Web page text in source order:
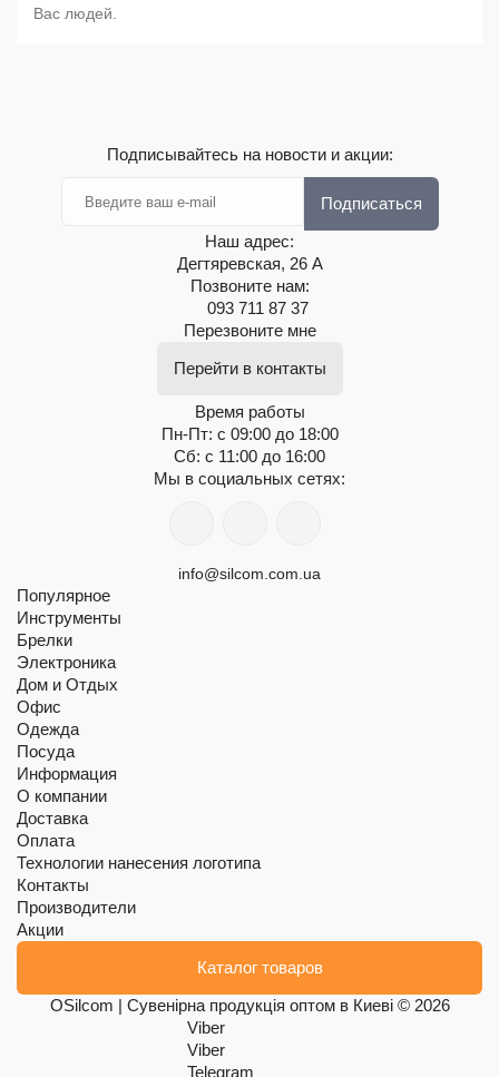
Вас людей.
Подписывайтесь на новости и акции:
Подписаться
Наш адрес:
Дегтяревская, 26 А
Позвоните нам:
093 711 87 37
Перезвоните мне
Перейти в контакты
Время работы
Пн-Пт: с 09:00 до 18:00
Сб: с 11:00 до 16:00
Мы в социальных сетях:
info@silcom.com.ua
Популярное
Инструменты
Брелки
Электроника
Дом и Отдых
Офис
Одежда
Посуда
Информация
О компании
Доставка
Оплата
Технологии нанесения логотипа
Контакты
Производители
Акции
Каталог товаров
OSilcom | Сувенірна продукція оптом в Киеві © 2026
Viber
Viber
Telegram